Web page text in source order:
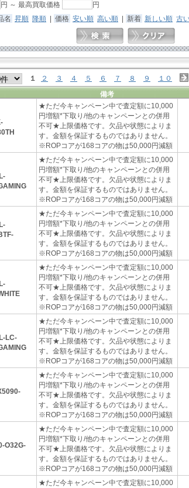
円 ～ 最高買取価格
円
名 昇順 降順 | 価格 安い順 高い順 | 新着 新しい順 古
１ ２ ３ ４ ５ ６ ７ ８ ９ １０
備考
★ただ今キャンペーン中で査定額に10,000
円増額*下取り/他のキャンペーンとの併用
不可★上限価格です。欠品や状態によりま
す。金額を保証するものではありません。
※ROPコアが168コアの物は50,000円減額
★ただ今キャンペーン中で査定額に10,000
円増額*下取り/他のキャンペーンとの併用
不可★上限価格です。欠品や状態によりま
す。金額を保証するものではありません。
※ROPコアが168コアの物は50,000円減額
★ただ今キャンペーン中で査定額に10,000
円増額*下取り/他のキャンペーンとの併用
不可★上限価格です。欠品や状態によりま
す。金額を保証するものではありません。
※ROPコアが168コアの物は50,000円減額
★ただ今キャンペーン中で査定額に10,000
円増額*下取り/他のキャンペーンとの併用
不可★上限価格です。欠品や状態によりま
す。金額を保証するものではありません。
※ROPコアが168コアの物は50,000円減額
LC-
★ただ今キャンペーン中で査定額に10,000
円増額*下取り/他のキャンペーンとの併用
不可★上限価格です。欠品や状態によりま
す。金額を保証するものではありません。
※ROPコアが168コアの物は50,000円減額
★ただ今キャンペーン中で査定額に10,000
円増額*下取り/他のキャンペーンとの併用
不可★上限価格です。欠品や状態によりま
す。金額を保証するものではありません。
※ROPコアが168コアの物は50,000円減額
O32G-
★ただ今キャンペーン中で査定額に10,000
円増額*下取り/他のキャンペーンとの併用
不可★上限価格です。欠品や状態によりま
す。金額を保証するものではありません。
※ROPコアが168コアの物は50,000円減額
★ただ今キャンペーン中で査定額に10,000